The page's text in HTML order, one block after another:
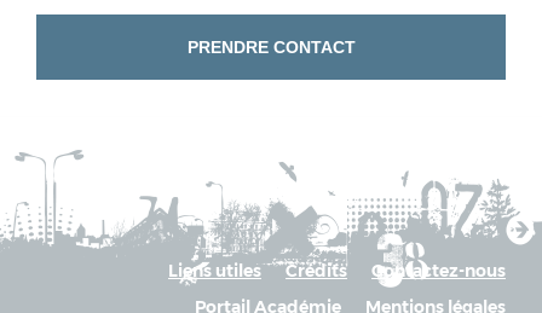
PRENDRE CONTACT
Contactez-nous
Crédits
Liens utiles
Mentions légales
Portail Académie